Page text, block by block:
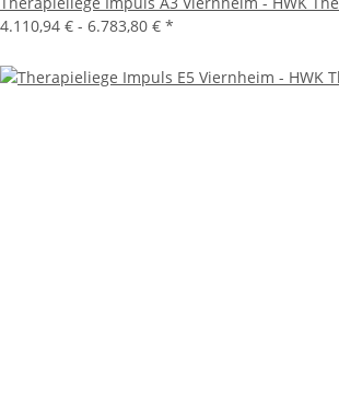
4.110,94 € - 6.783,80 € *